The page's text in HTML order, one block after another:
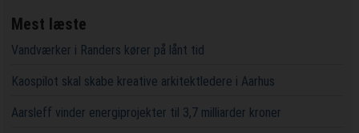
Mest læste
Vandværker i Randers kører på lånt tid
Kaospilot skal skabe kreative arkitektledere i Aarhus
Aarsleff vinder energiprojekter til 3,7 milliarder kroner